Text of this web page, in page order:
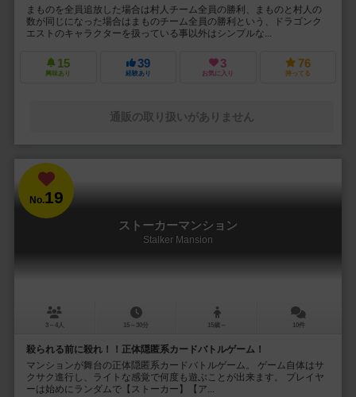
まものを全員追放した場合は村人チーム全員の勝利、まものと村人の
数が同じになった場合はまものチーム全員の勝利という、ドラゴンク
エストのキャラクターを扱っている事以外はシンプルな...
15
興味あり
39
経験あり
3
お気に入り
76
持ってる
通販の取り扱いがありません
No.19
ストーカーマンション
Stalker Mansion
3～4人 15～30分 15歳～ 10件
殺られる前に殺れ！！正体隠匿系カードバトルゲーム！
マンションが舞台の正体隠匿系カードバトルゲーム。 ゲーム自体はサ
クサク進行し、ライトな感覚で何度も遊ぶことが出来ます。 プレイヤ
ーは始めにランダムで【ストーカー】【ア...